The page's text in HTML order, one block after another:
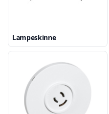
Lampeskinne